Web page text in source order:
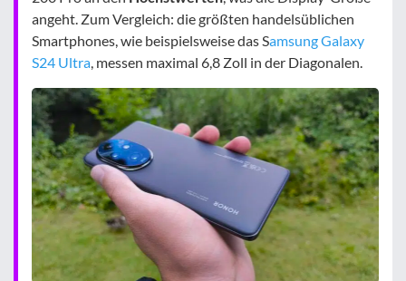
angeht. Zum Vergleich: die größten handelsüblichen
Smartphones, wie beispielsweise das Samsung Galaxy
S24 Ultra, messen maximal 6,8 Zoll in der Diagonalen.